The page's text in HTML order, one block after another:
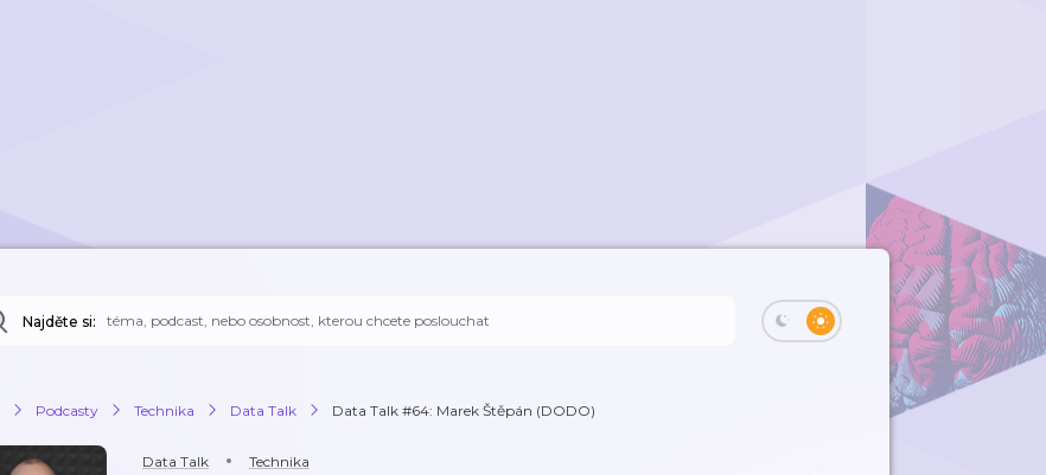
Najděte si:
Podcasty Technika Data Talk Data Talk #64: Marek Štěpán (DODO)
Data Talk Technika